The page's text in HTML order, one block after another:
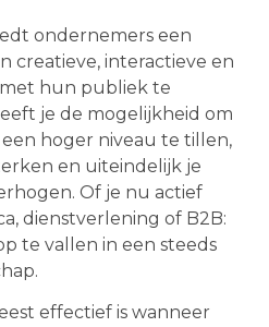
ondernemers een
creatieve, interactieve en
hun publiek te
je de mogelijkheid om
hoger niveau te tillen,
en uiteindelijk je
Of je nu actief
dienstverlening of B2B:
te vallen in een steeds
effectief is wanneer